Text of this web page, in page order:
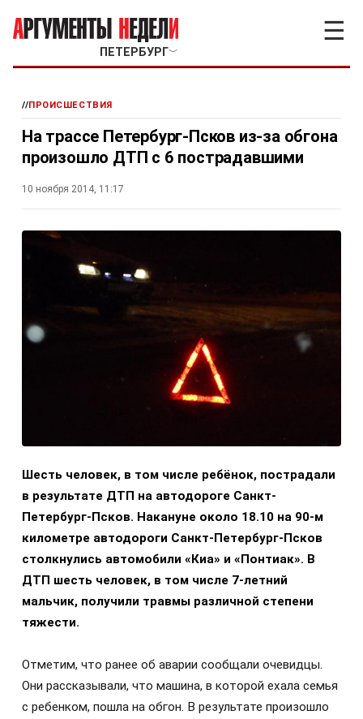
ПЕТЕРБУРГ﹀
☰
//ПРОИСШЕСТВИЯ
На трассе Петербург-Псков из-за обгона
произошло ДТП с 6 пострадавшими
10 ноября 2014, 11:17
Шесть человек, в том числе ребёнок, пострадали
в результате ДТП на автодороге Санкт-
Петербург-Псков. Накануне около 18.10 на 90-м
километре автодороги Санкт-Петербург-Псков
столкнулись автомобили «Киа» и «Понтиак». В
ДТП шесть человек, в том числе 7-летний
мальчик, получили травмы различной степени
тяжести.
Отметим, что ранее об аварии сообщали очевидцы.
Они рассказывали, что машина, в которой ехала семья
с ребенком, пошла на обгон. В результате произошло